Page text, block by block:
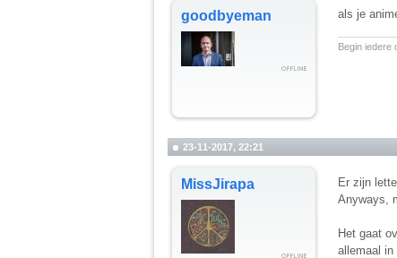
goodbyeman
als je
Begin iedere
23-11-2017, 22:21
MissJirapa
Er zijn
Anyways,
Het gaat
allemaal in